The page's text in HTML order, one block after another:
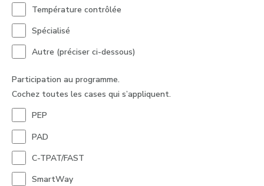
Température contrôlée
Spécialisé
Autre (préciser ci-dessous)
Participation au programme.
Cochez toutes les cases qui s’appliquent.
PEP
PAD
C-TPAT/FAST
SmartWay